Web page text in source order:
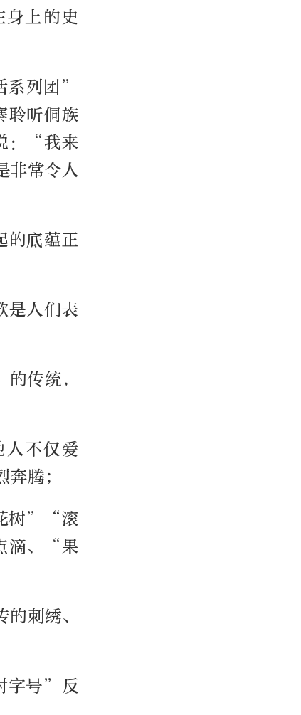
上的史
系列团”
聆听侗族
：“我来
非常令人
底蕴正
人们表
传统，
不仅爱
腾；
树”“滚
滴、“果
刺绣、
字号”反